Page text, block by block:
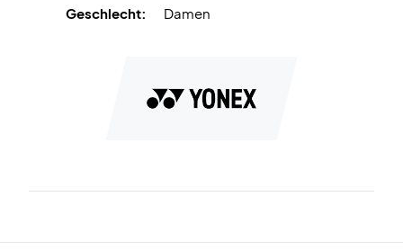
Geschlecht:
Damen